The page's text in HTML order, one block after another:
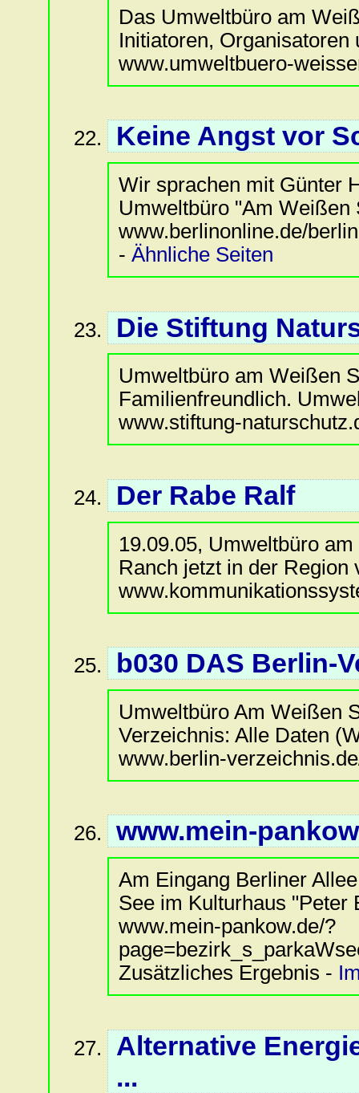
Das Umweltbüro am
Initiatoren, Organisatoren
www.umweltbuero-
Keine Angst vor
Wir sprachen mit Günter
Umweltbüro "Am Weißen
www.berlinonline.de/
- Ähnliche Seiten
Die Stiftung
Umweltbüro am Weißen
Familienfreundlich.
www.stiftung-
Der Rabe Ralf
19.09.05, Umweltbüro
Ranch jetzt in der
b030 DAS Berlin-
Umweltbüro Am Weißen
Verzeichnis: Alle Daten
www.berlin-
www.mein-
Am Eingang Berliner
See im Kulturhaus "Peter
www.mein-pankow.de/?
Zusätzliches Ergebnis -
Alternative
...